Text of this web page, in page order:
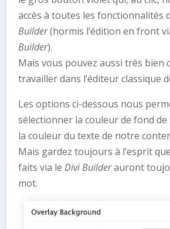
accès à toutes les fonctionnalités
Builder(hormis l’édition en front
Builder).
Mais vous pouvez aussi très bien
travailler dans l’éditeur classique
Les options ci-dessous nous
sélectionner la couleur de fond
la couleur du texte de notre
Mais gardez toujours à l’esprit
faits via leDivi Builderauront
mot.